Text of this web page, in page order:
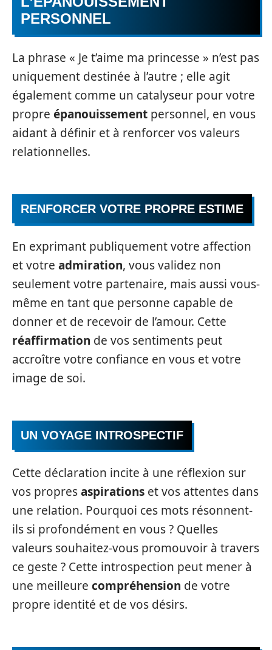
PERSONNEL
La phrase « Je t’aime ma princesse » n’est pas
uniquement destinée à l’autre ; elle agit
également comme un catalyseur pour votre
propre épanouissement personnel, en vous
aidant à définir et à renforcer vos valeurs
relationnelles.
RENFORCER VOTRE PROPRE ESTIME
En exprimant publiquement votre affection
et votre admiration, vous validez non
seulement votre partenaire, mais aussi vous-
même en tant que personne capable de
donner et de recevoir de l’amour. Cette
réaffirmation de vos sentiments peut
accroître votre confiance en vous et votre
image de soi.
UN VOYAGE INTROSPECTIF
Cette déclaration incite à une réflexion sur
vos propresaspirations et vos attentes dans
une relation. Pourquoi ces mots résonnent-
ils si profondément en vous ? Quelles
valeurs souhaitez-vous promouvoir à travers
ce geste ? Cette introspection peut mener à
une meilleure compréhension de votre
propre identité et de vos désirs.